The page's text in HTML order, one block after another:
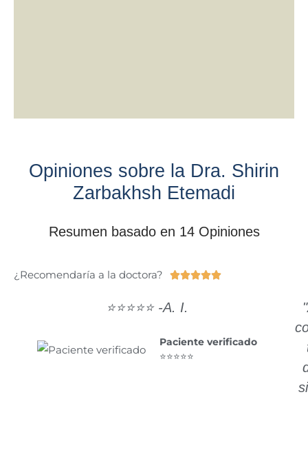
Opiniones sobre la Dra. Shirin
Zarbakhsh Etemadi
Resumen basado en 14 Opiniones
¿Recomendaría a la doctora? 
⭐⭐⭐⭐⭐ -A. I.
Paciente verificado
⭐⭐⭐⭐⭐